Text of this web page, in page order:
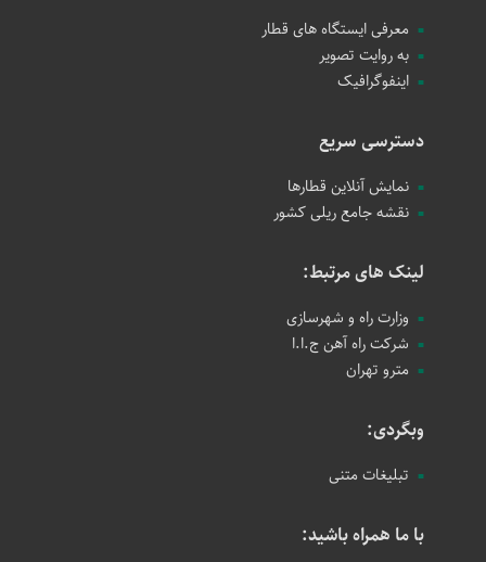
معرفی ایستگاه های قطار
به روایت تصویر
اینفوگرافیک
دسترسی سریع
نمایش آنلاین قطارها
نقشه جامع ریلی کشور
لینک های مرتبط:
وزارت راه و شهرسازی
شرکت راه آهن ج.ا.ا
مترو تهران
وبگردی:
تبلیغات متنی
با ما همراه باشید: